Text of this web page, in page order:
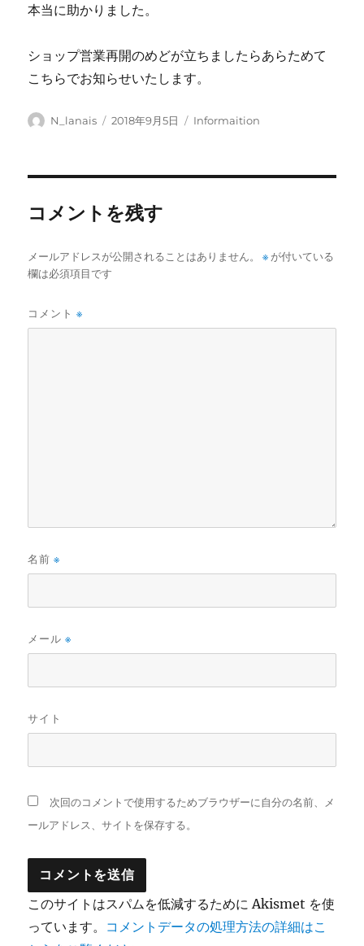
本当に助かりました。
ショップ営業再開のめどが立ちましたらあらためて
こちらでお知らせいたします。
投
N_lanais
投
2018年9月5日
カ
Informaition
コメントを残す
メールアドレスが公開されることはありません。 ※ が付いている
欄は必須項目です
コメント※
名前※
メール※
サイト
次回のコメントで使用するためブラウザーに自分の名前、メ
ールアドレス、サイトを保存する。
このサイトはスパムを低減するために Akismet を使
っています。 コメントデータの処理方法の詳細はこ